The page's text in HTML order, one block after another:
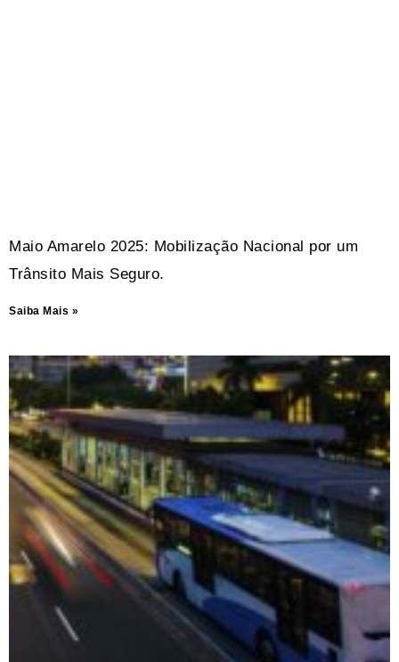
Maio Amarelo 2025: Mobilização Nacional por um
Trânsito Mais Seguro.
Saiba Mais »